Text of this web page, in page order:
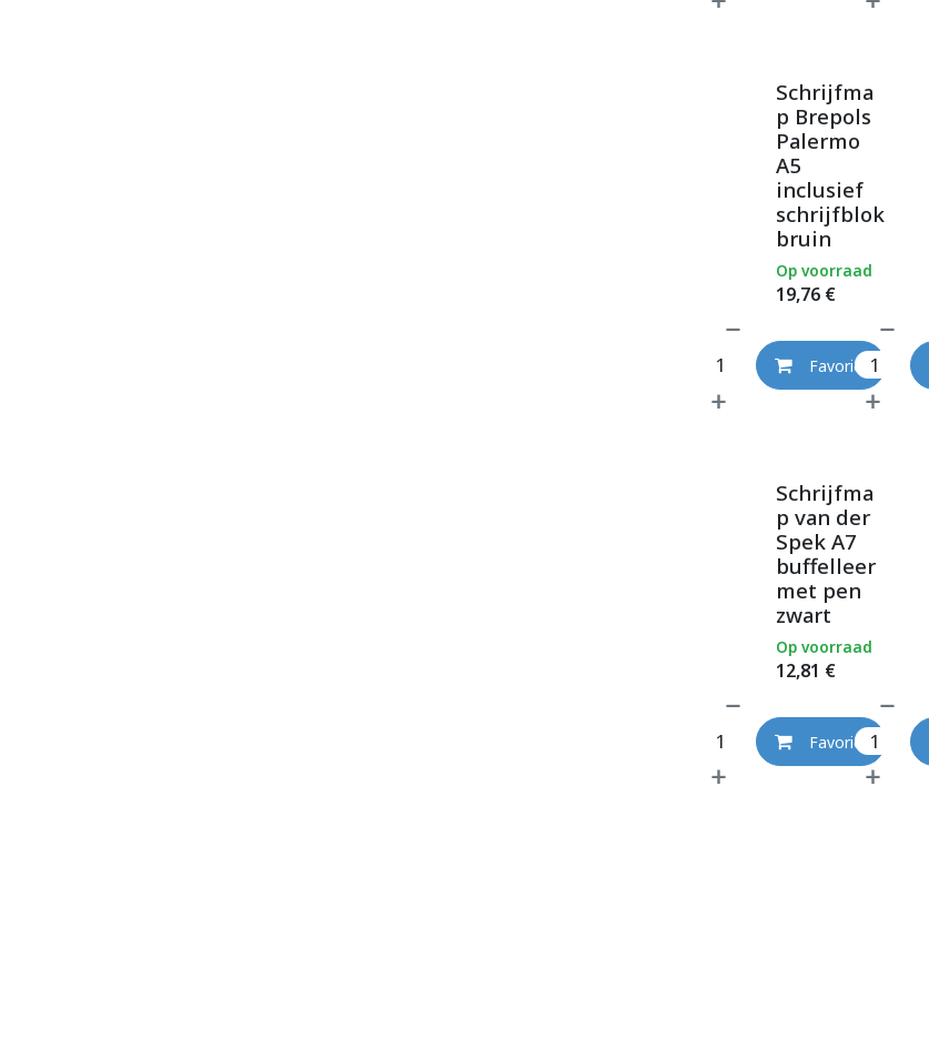
Schrijfma
p Brepols
Palermo
A5
inclusief
schrijfblok
bruin
19,76 €
Op voorraad
Favoriet
Schrijfma
p van der
Spek A7
buffelleer
met pen
zwart
12,81 €
Op voorraad
Favoriet